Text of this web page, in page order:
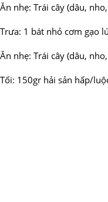
Ăn nhẹ: Trái cây (dâu,
Trưa: 1 bát nhỏ cơm gạo
Ăn nhẹ: Trái cây (dâu,
Tối: 150gr hải sản hấp/